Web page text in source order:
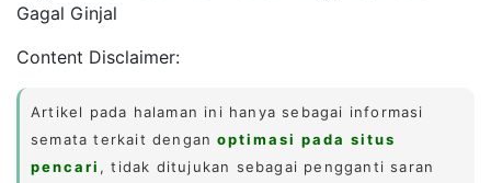
Gagal Ginjal
Content Disclaimer:
Artikel pada halaman ini hanya sebagai informasi
semata terkait denganoptimasi pada situs
pencari , tidak ditujukan sebagai pengganti saran